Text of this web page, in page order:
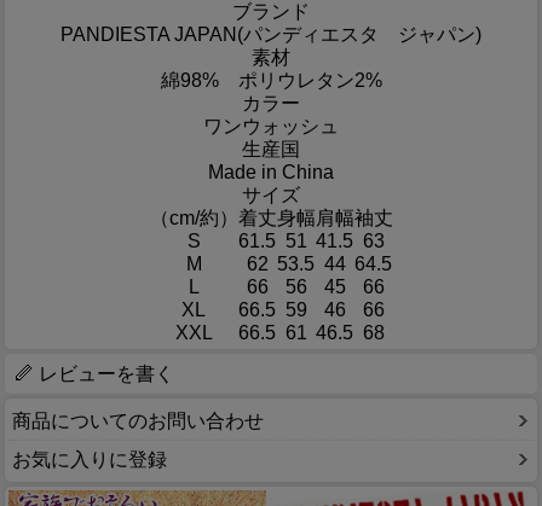
ブランド
PANDIESTA JAPAN(パンディエスタ ジャパン)
素材
綿98% ポリウレタン2%
カラー
ワンウォッシュ
生産国
Made in China
サイズ
（cm/約） 着丈身幅肩幅袖丈
S
61.5 51 41.5 63
M
62 53.5 44 64.5
L
66 56 45
66
XL
66.5 59 46
66
XXL
66.5 61 46.5 68
レビューを書く
商品についてのお問い合わせ
お気に入りに登録